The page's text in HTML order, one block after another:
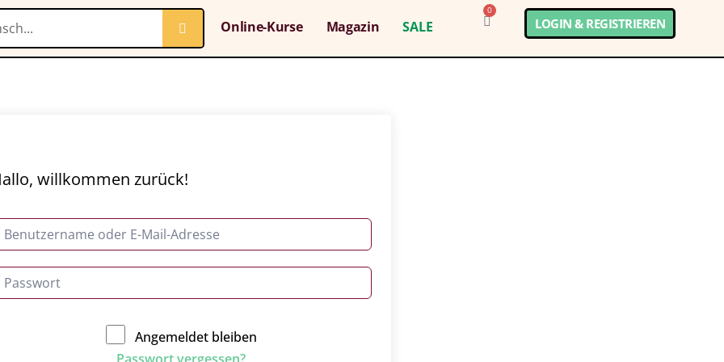
Online-Kurse Magazin SALE
0
LOGIN & REGISTRIEREN
willkommen zurück!
Angemeldet bleiben